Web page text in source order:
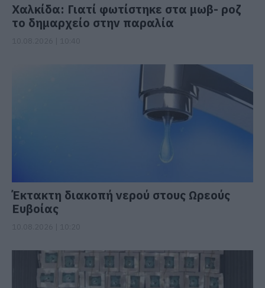
Χαλκίδα: Γιατί φωτίστηκε στα μωβ- ροζ
το δημαρχείο στην παραλία
Έκτακτη διακοπή νερού στους Ωρεούς
Ευβοίας